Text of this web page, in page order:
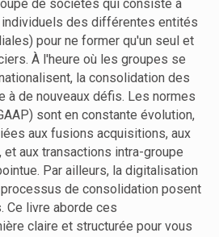
de sociétés qui consiste à
des différentes entités
pour ne former qu'un seul et
À l'heure où les groupes se
la consolidation des
à de nouveaux défis. Les normes
sont en constante évolution,
aux fusions acquisitions, aux
aux transactions intra-groupe
Par ailleurs, la digitalisation
de consolidation posent
Ce livre aborde ces
claire et structurée pour vous